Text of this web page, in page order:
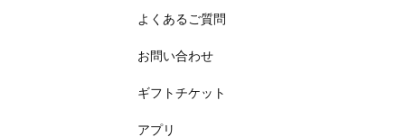
よくあるご質問
お問い合わせ
ギフトチケット
アプリ